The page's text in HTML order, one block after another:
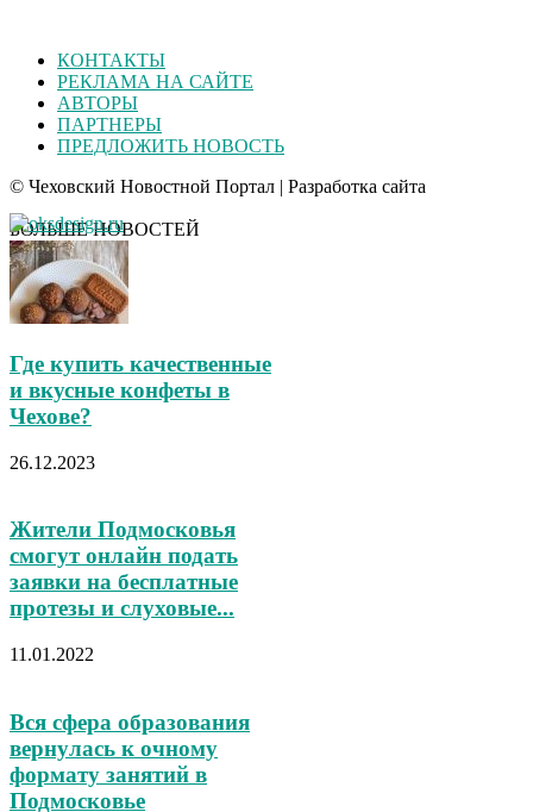
КОНТАКТЫ
РЕКЛАМА НА САЙТЕ
АВТОРЫ
ПАРТНЕРЫ
ПРЕДЛОЖИТЬ НОВОСТЬ
© Чеховский Новостной Портал | Разработка сайта
БОЛЬШЕ НОВОСТЕЙ
Где купить качественные
и вкусные конфеты в
Чехове?
26.12.2023
Жители Подмосковья
смогут онлайн подать
заявки на бесплатные
протезы и слуховые...
11.01.2022
Вся сфера образования
вернулась к очному
формату занятий в
Подмосковье